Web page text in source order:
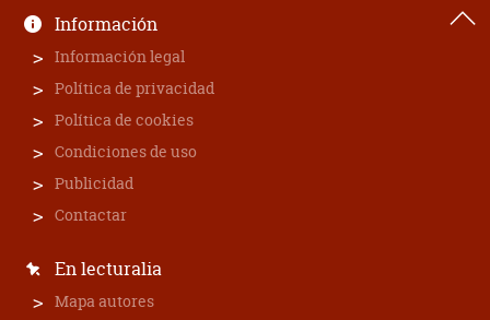
Información
Información legal
Política de privacidad
Política de cookies
Condiciones de uso
Publicidad
Contactar
En lecturalia
Mapa autores